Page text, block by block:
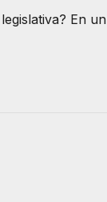
En un